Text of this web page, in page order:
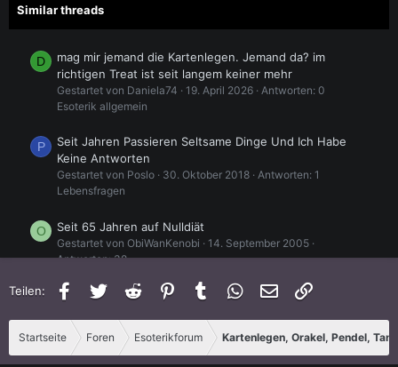
Similar threads
D
mag mir jemand die Kartenlegen. Jemand da? im
richtigen Treat ist seit langem keiner mehr
Gestartet von Daniela74 19. April 2026
Antworten: 0
Esoterik allgemein
P
Seit Jahren Passieren Seltsame Dinge Und Ich Habe
Keine Antworten
Gestartet von Poslo 30. Oktober 2018 Antworten: 1
Lebensfragen
O Seit 65 Jahren auf Nulldiät
Gestartet von ObiWanKenobi
14. September 2005
Antworten: 38
Gestartet von ginaglaubtanschicksal
Antworten: 1
Vorstellungsrunde
Teilen: FacebookTwitter Reddit PinterestTumblr WhatsApp
E-Mail
Startseite Foren Esoterikforum Kartenlegen, Orakel, Pendel,